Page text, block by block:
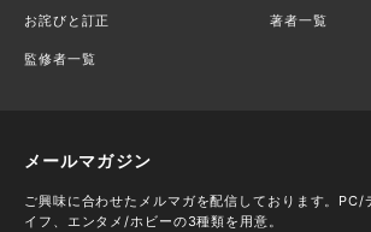
お詫びと訂正 著者一覧
監修者一覧
メールマガジン
ご興味に合わせたメルマガを配信しております。PC/
イフ、エンタメ/ホビーの3種類を用意。